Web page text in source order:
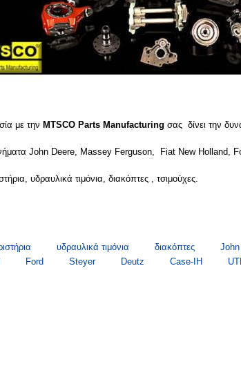
με την MTSCO Parts Manufacturing σας δίνει την
John Deere, Massey Ferguson, Fiat New Holland,
υδραυλικά τιμόνια, διακόπτες , τσιμούχες.
υδραυλικά τιμόνια διακόπτες
Ford Steyer Deutz Case-IH